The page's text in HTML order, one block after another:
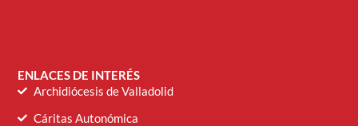
ENLACES DE INTERÉS
Archidiócesis de Valladolid
Cáritas Autonómica